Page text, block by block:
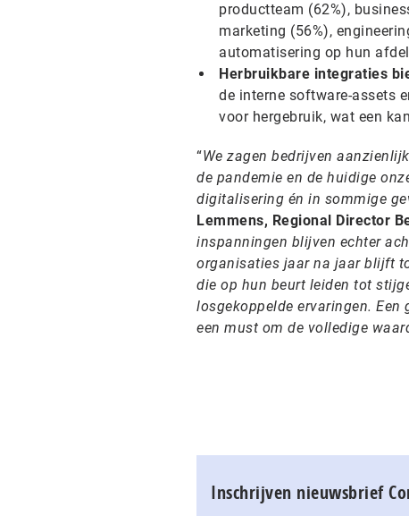
productteam (62%),
marketing (56%),
automatisering op hun
Herbruikbare integraties
de interne software-assets
voor hergebruik, wat een
“We zagen bedrijven
de pandemie en de huidige
digitalisering én in sommige
Lemmens, Regional Director
inspanningen blijven echter
organisaties jaar na jaar blijft
die op hun beurt leiden tot
losgekoppelde ervaringen.
een must om de volledige
Inschrijven nieuwsbrief